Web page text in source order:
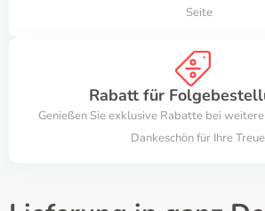
Seite
Rabatt für
Genießen Sie exklusive Rabatte bei
Dankeschön für Ihre